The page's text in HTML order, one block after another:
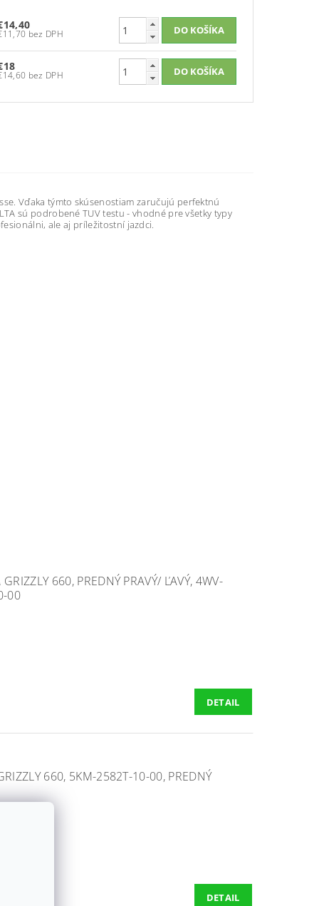
€11,70 bez DPH
€14,60 bez DPH
Vďaka týmto skúsenostiam zaručujú perfektnú
sú podrobené TUV testu - vhodné pre všetky typy
ale aj príležitostní jazdci.
660, PREDNÝ PRAVÝ/ ĽAVÝ, 4WV-
00
DETAIL
660, 5KM-2582T-10-00, PREDNÝ
DETAIL